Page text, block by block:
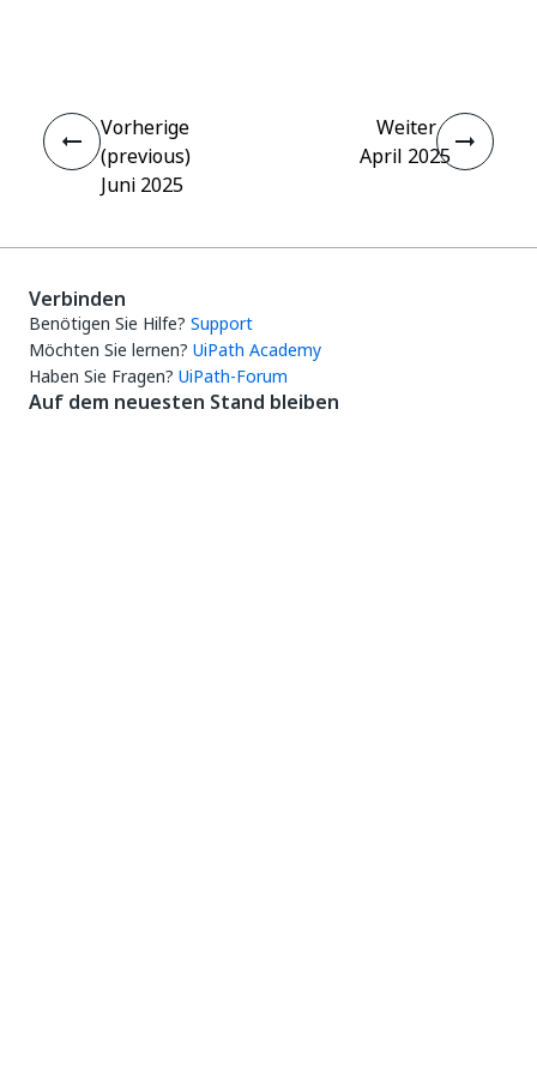
Vorherige
(previous)
Juni 2025
Weiter
April 2025
Verbinden
Benötigen Sie Hilfe? Support
Möchten Sie lernen? UiPath Academy
Haben Sie Fragen? UiPath-Forum
Auf dem neuesten Stand bleiben